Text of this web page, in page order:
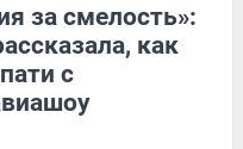
за смелость»:
как
с